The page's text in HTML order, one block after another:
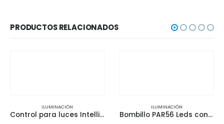
PRODUCTOS RELACIONADOS
ILUMINACIÓN
Control para luces Intellibrite Pentair
ILUMINACIÓN
Bombillo PAR56 Leds con Control Remoto